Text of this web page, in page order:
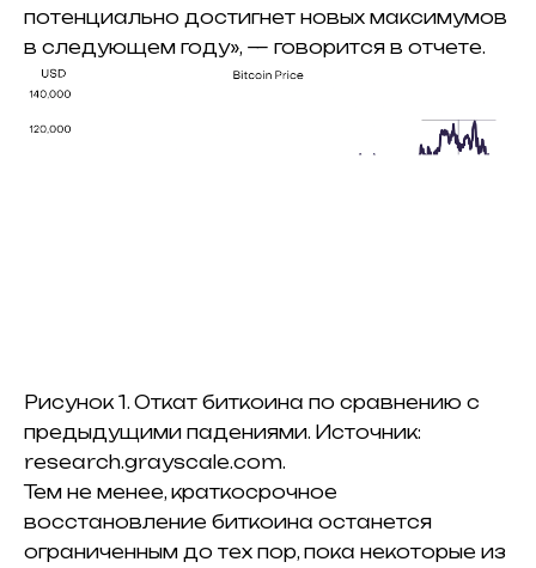
потенциально достигнет новых максимумов
в следующем году», — говорится в отчете.
Рисунок 1. Откат биткоина по сравнению с
предыдущими падениями. Источник:
research.grayscale.com.
Тем не менее, краткосрочное
восстановление биткоина останется
ограниченным до тех пор, пока некоторые из